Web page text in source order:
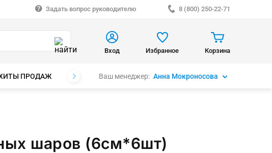
Задать вопрос руководителю 8 (800) 250-22-71
Вход Избранное Корзина
ПРОДАЖ БРЕНДЫВаш менеджер: Анна Мокроносова
шаров (6см*6шт)